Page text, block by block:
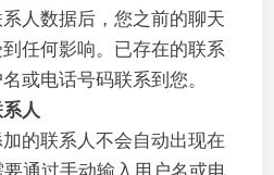
人数据后，您之前的聊天
任何影响。已存在的联系
或电话号码联系到您。
人
的联系人不会自动出现在
通过手动输入用户名或电